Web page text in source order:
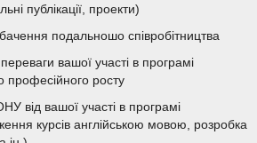
публікації, проекти)
подальношо співробітництва
вашої участі в програмі
професійного росту
від вашої участі в програмі
курсів англійською мовою, розробка